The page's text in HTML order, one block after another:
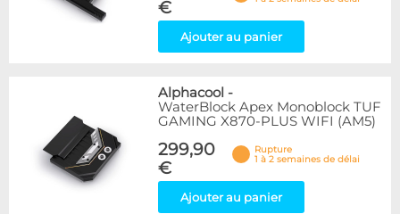
€
Ajouter au panier
Alphacool -
WaterBlock Apex Monoblock TUF
GAMING X870-PLUS WIFI (AM5)
299,90
€
Rupture
1 à 2 semaines de délai
Ajouter au panier